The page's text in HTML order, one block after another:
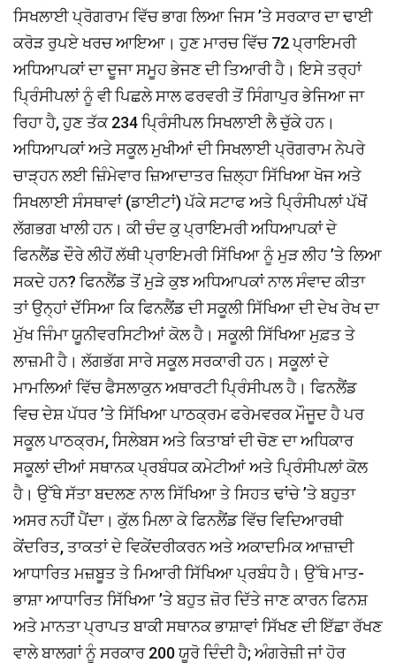
ਸਿਖਲਾਈ ਪ੍ਰੋਗਰਾਮ ਵਿੱਚ ਭਾਗ ਲਿਆ ਜਿਸ ’ਤੇ ਸਰਕਾਰ ਦਾ ਢਾਈ
ਕਰੋੜ ਰੁਪਏ ਖਰਚ ਆਇਆ। ਹੁਣ ਮਾਰਚ ਵਿੱਚ 72 ਪ੍ਰਾਇਮਰੀ
ਅਧਿਆਪਕਾਂ ਦਾ ਦੂਜਾ ਸਮੂਹ ਭੇਜਣ ਦੀ ਤਿਆਰੀ ਹੈ। ਇਸੇ ਤਰ੍ਹਾਂ
ਪ੍ਰਿੰਸੀਪਲਾਂ ਨੂੰ ਵੀ ਪਿਛਲੇ ਸਾਲ ਫਰਵਰੀ ਤੋਂ ਸਿੰਗਾਪੁਰ ਭੇਜਿਆ ਜਾ
ਰਿਹਾ ਹੈ, ਹੁਣ ਤੱਕ 234 ਪ੍ਰਿੰਸੀਪਲ ਸਿਖਲਾਈ ਲੈ ਚੁੱਕੇ ਹਨ।
ਅਧਿਆਪਕਾਂ ਅਤੇ ਸਕੂਲ ਮੁਖੀਆਂ ਦੀ ਸਿਖਲਾਈ ਪ੍ਰੋਗਰਾਮ ਨੇਪਰੇ
ਚਾੜ੍ਹਨ ਲਈ ਜ਼ਿੰਮੇਵਾਰ ਜ਼ਿਆਦਾਤਰ ਜ਼ਿਲ੍ਹਾ ਸਿੱਖਿਆ ਖੋਜ ਅਤੇ
ਸਿਖਲਾਈ ਸੰਸਥਾਵਾਂ (ਡਾਈਟਾਂ) ਪੱਕੇ ਸਟਾਫ ਅਤੇ ਪ੍ਰਿੰਸੀਪਲਾਂ ਪੱਖੋਂ
ਲੱਗਭਗ ਖਾਲੀ ਹਨ। ਕੀ ਚੰਦ ਕੁ ਪ੍ਰਾਇਮਰੀ ਅਧਿਆਪਕਾਂ ਦੇ
ਫਿਨਲੈਂਡ ਦੌਰੇ ਲੀਹੋਂ ਲੱਥੀ ਪ੍ਰਾਇਮਰੀ ਸਿੱਖਿਆ ਨੂੰ ਮੁੜ ਲੀਹ ’ਤੇ ਲਿਆ
ਸਕਦੇ ਹਨ? ਫਿਨਲੈਂਡ ਤੋਂ ਮੁੜੇ ਕੁਝ ਅਧਿਆਪਕਾਂ ਨਾਲ ਸੰਵਾਦ ਕੀਤਾ
ਤਾਂ ਉਨ੍ਹਾਂ ਦੱੱਸਿਆ ਕਿ ਫਿਨਲੈਂਡ ਦੀ ਸਕੂਲੀ ਸਿੱਖਿਆ ਦੀ ਦੇਖ ਰੇਖ ਦਾ
ਮੁੱਖ ਜਿੰਮਾ ਯੂਨੀਵਰਸਿਟੀਆਂ ਕੋਲ ਹੈ। ਸਕੂਲੀ ਸਿੱਖਿਆ ਮੁਫ਼ਤ ਤੇ
ਲਾਜ਼ਮੀ ਹੈ। ਲੱਗਭੱਗ ਸਾਰੇ ਸਕੂਲ ਸਰਕਾਰੀ ਹਨ। ਸਕੂਲਾਂ ਦੇ
ਮਾਮਲਿਆਂ ਵਿੱਚ ਫੈਸਲਾਕੁਨ ਅਥਾਰਟੀ ਪ੍ਰਿੰਸੀਪਲ ਹੈ। ਫਿਨਲੈਂਡ
ਵਿਚ ਦੇਸ਼ ਪੱਧਰ ’ਤੇ ਸਿੱਖਿਆ ਪਾਠਕ੍ਰਮ ਫਰੇਮਵਰਕ ਮੌਜੂਦ ਹੈ ਪਰ
ਸਕੂਲ ਪਾਠਕ੍ਰਮ, ਸਿਲੇਬਸ ਅਤੇ ਕਿਤਾਬਾਂ ਦੀ ਚੋਣ ਦਾ ਅਧਿਕਾਰ
ਸਕੂਲਾਂ ਦੀਆਂ ਸਥਾਨਕ ਪ੍ਰਬੰਧਕ ਕਮੇਟੀਆਂ ਅਤੇ ਪ੍ਰਿੰਸੀਪਲਾਂ ਕੋਲ
ਹੈ। ਉੱਥੇ ਸੱਤਾ ਬਦਲਣ ਨਾਲ ਸਿੱਖਿਆ ਤੇ ਸਿਹਤ ਢਾਂਚੇ ’ਤੇ ਬਹੁਤਾ
ਅਸਰ ਨਹੀਂ ਪੈਂਦਾ। ਕੁੱਲ ਮਿਲਾ ਕੇ ਫਿਨਲੈਂਡ ਵਿੱਚ ਵਿਦਿਆਰਥੀ
ਕੇਂਦਰਿਤ, ਤਾਕਤਾਂ ਦੇ ਵਿਕੇਂਦਰੀਕਰਨ ਅਤੇ ਅਕਾਦਮਿਕ ਆਜ਼ਾਦੀ
ਆਧਾਰਿਤ ਮਜ਼ਬੂਤ ਤੇ ਮਿਆਰੀ ਸਿੱਖਿਆ ਪ੍ਰਬੰਧ ਹੈ। ਉੱਥੇ ਮਾਤ-
ਭਾਸ਼ਾ ਆਧਾਰਿਤ ਸਿੱਖਿਆ ’ਤੇ ਬਹੁਤ ਜ਼ੋਰ ਦਿੱਤੇ ਜਾਣ ਕਾਰਨ ਫਿਨਸ਼
ਅਤੇ ਮਾਨਤਾ ਪ੍ਰਾਪਤ ਬਾਕੀ ਸਥਾਨਕ ਭਾਸ਼ਾਵਾਂ ਸਿੱਖਣ ਦੀ ਇੱਛਾ ਰੱਖਣ
ਵਾਲੇ ਬਾਲਗਾਂ ਨੂੰ ਸਰਕਾਰ 200 ਯੂਰੋ ਦਿੰਦੀ ਹੈ; ਅੰਗਰੇਜ਼ੀ ਜਾਂ ਹੋਰ